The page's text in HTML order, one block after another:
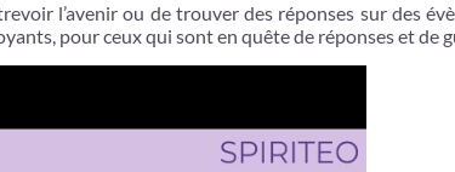
l’avenir ou de trouver des réponses sur des
pour ceux qui sont en quête de réponses et de